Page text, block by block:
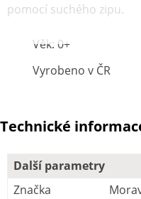
pomocí suchého zipu.
Věk: 0+
Vyrobeno v ČR
Technické
Další parametry
Značka